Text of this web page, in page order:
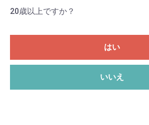
20歳以上ですか？
はい
いいえ